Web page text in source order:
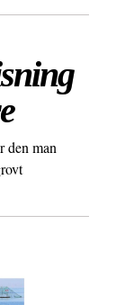
den man